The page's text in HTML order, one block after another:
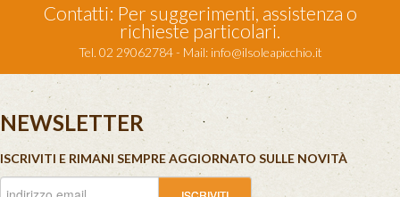
Contatti: Per suggerimenti, assistenza o
richieste particolari.
Tel. 02 29062784 - Mail: info@ilsoleapicchio.it
NEWSLETTER
ISCRIVITI E RIMANI SEMPRE AGGIORNATO SULLE NOVITÀ